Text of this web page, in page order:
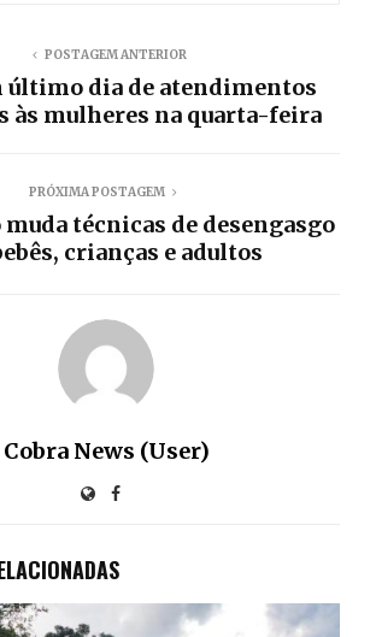
POSTAGEM ANTERIOR
último dia de atendimentos
às mulheres na quarta-feira
PRÓXIMA POSTAGEM
muda técnicas de desengasgo
crianças e adultos
Cobra News (User)